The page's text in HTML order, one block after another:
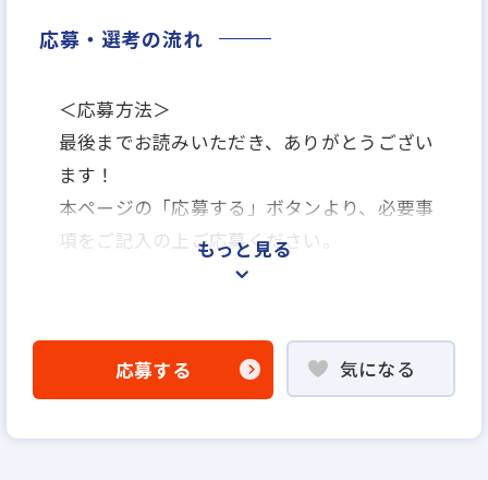
応募・選考の流れ
＜応募方法＞
最後までお読みいただき、ありがとうござい
ます！
本ページの「応募する」ボタンより、必要事
項をご記入の上ご応募ください。
「応募する」よりエントリー
WEB応募書類による書類選考
▼
もっと見る
応募する 気になる